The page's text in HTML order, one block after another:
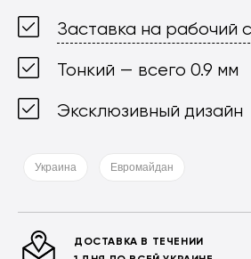
Заставка на рабочий
Тонкий — всего 0.9 мм
Эксклюзивный дизайн
Украина Евромайдан
ДОСТАВКА В ТЕЧЕНИИ